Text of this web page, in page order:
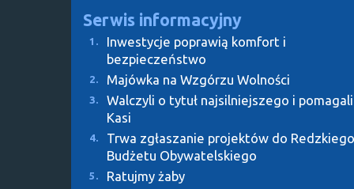
Serwis informacyjny
1.
Inwestycje poprawią komfort i
bezpieczeństwo
2. Majówka na Wzgórzu Wolności
3.
Walczyli o tytuł najsilniejszego i pomagali
Kasi
4.
Trwa zgłaszanie projektów do Redzkiego
Budżetu Obywatelskiego
5. Ratujmy żaby